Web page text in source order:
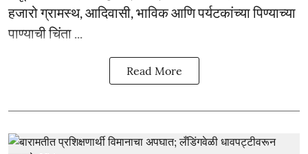
हजारो ग्रामस्थ, आदिवासी, भाविक आणि पर्यटकांच्या पिण्याच्या
पाण्याची चिंता ...
Read More